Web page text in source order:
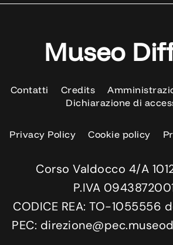
Museo
Contatti Credits
Dichiarazione di
Privacy Policy Cookie policy
Corso Valdocco 4/A
P.IVA
CODICE REA: TO-1055556
PEC: